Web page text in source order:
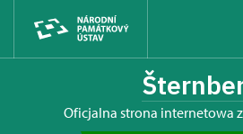
Oficjalna strona internetowa